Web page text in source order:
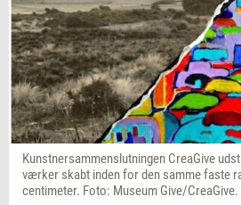
Kunstnersammenslutningen CreaGive
værker skabt inden for den samme faste
centimeter. Foto: Museum Give/CreaGive.